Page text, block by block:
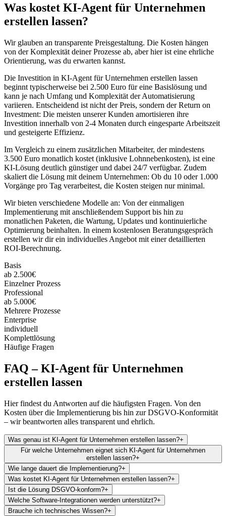
Was kostet KI-Agent für Unternehmen
erstellen lassen?
Wir glauben an transparente Preisgestaltung. Die Kosten hängen
von der Komplexität deiner Prozesse ab, aber hier ist eine ehrliche
Orientierung, was du erwarten kannst.
Die Investition in KI-Agent für Unternehmen erstellen lassen
beginnt typischerweise bei 2.500 Euro für eine Basislösung und
kann je nach Umfang und Komplexität der Automatisierung
variieren. Entscheidend ist nicht der Preis, sondern der Return on
Investment: Die meisten unserer Kunden amortisieren ihre
Investition innerhalb von 2-4 Monaten durch eingesparte Arbeitszeit
und gesteigerte Effizienz.
Im Vergleich zu einem zusätzlichen Mitarbeiter, der mindestens
3.500 Euro monatlich kostet (inklusive Lohnnebenkosten), ist eine
KI-Lösung deutlich günstiger und dabei 24/7 verfügbar. Zudem
skaliert die Lösung mit deinem Unternehmen: Ob du 10 oder 1.000
Vorgänge pro Tag verarbeitest, die Kosten steigen nur minimal.
Wir bieten verschiedene Modelle an: Von der einmaligen
Implementierung mit anschließendem Support bis hin zu
monatlichen Paketen, die Wartung, Updates und kontinuierliche
Optimierung beinhalten. In einem kostenlosen Beratungsgespräch
erstellen wir dir ein individuelles Angebot mit einer detaillierten
ROI-Berechnung.
Basis
ab 2.500€
Einzelner Prozess
Professional
ab 5.000€
Mehrere Prozesse
Enterprise
individuell
Komplettlösung
Häufige Fragen
FAQ –KI-Agent für Unternehmen
erstellen lassen
Hier findest du Antworten auf die häufigsten Fragen. Von den
Kosten über die Implementierung bis hin zur DSGVO-Konformität
– wir beantworten alles transparent und ehrlich.
Was genau ist KI-Agent für Unternehmen erstellen lassen?+
Für welche Unternehmen eignet sich KI-Agent für Unternehmen
erstellen lassen?+
Wie lange dauert die Implementierung?+
Was kostet KI-Agent für Unternehmen erstellen lassen?+
Ist die Lösung DSGVO-konform?+
Welche Software-Integrationen werden unterstützt?+
Brauche ich technisches Wissen?+